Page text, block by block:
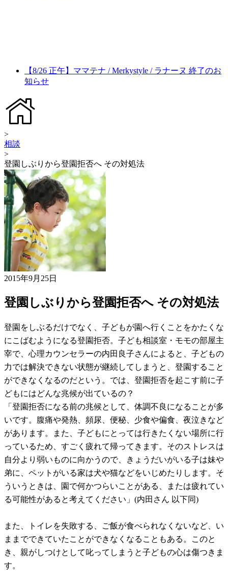
【8/26 正午】ママテナ / Merkystyle / ラナーヌ 終了のお
知らせ
>
相談
>
登園しぶりから登園拒否へ その対処法
2015年9月25日
登園しぶりから登園拒否へ その対処法
登園をしぶるだけでなく、子どもが園へ行くことをかたくな
にこばむようになる登園拒否。子ども相談室・モモの部屋主
宰で、心理カウンセラーの内田良子さんによると、子どもの
力では解決できない状態が継続してしまうと、登園すること
ができなくなるのだという。では、登園拒否を起こす前に子
どもにはどんな兆候が出ているの？
「登園拒否になる前の兆候として、体調不良になることが多
いです。腹痛や発熱、頻尿、便秘、少食や偏食、夜泣きなど
があります。また、子どもにとっては行きたくない場所に行
っているため、すごく疲れて帰ってきます。そのストレスは
自分より弱いものに向かうので、きょうだいがいる子は妹や
弟に、ペットがいる家は犬や猫などをいじめたりします。そ
ういうときは、園で何かつらいことがある、または疲れてい
る可能性があると考えてください」(内田さん 以下同)
また、トイレを失敗する、ご飯が食べられなくないなど、い
ままでできていたことができなくなることもある。このと
き、親がしつけとして叱ってしまうと子どもの心は傷つきま
す。